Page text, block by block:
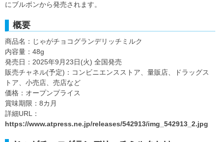
にブルボンから発売されます。
概要
商品名：じゃがチョコグランデリッチミルク
内容量：48g
発売日：2025年9月23日(火) 全国発売
販売チャネル(予定)：コンビニエンスストア、量販店、ドラッグス
トア、小売店、売店など
価格：オープンプライス
賞味期限：8カ月
詳細URL：
https://www.atpress.ne.jp/releases/542913/img_542913_2.jpg